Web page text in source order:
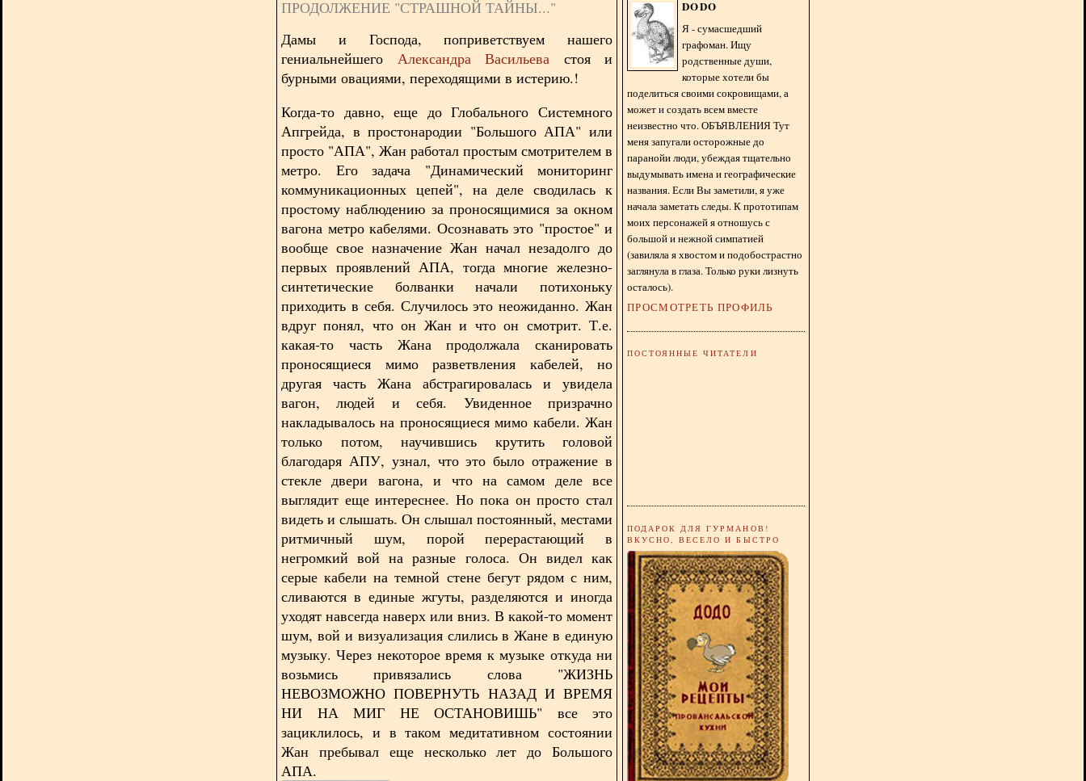
ПРОДОЛЖЕНИЕ "СТРАШНОЙ ТАЙНЫ..."
Дамы и Господа, поприветствуем нашего
гениальнейшего Александра Васильева стоя и
бурными овациями, переходящими в истерию.!
Когда-то давно, еще до Глобального Системного
Апгрейда, в простонародии "Большого АПА" или
просто "АПА", Жан работал простым смотрителем в
метро. Его задача "Динамический мониторинг
коммуникационных цепей", на деле сводилась к
простому наблюдению за проносящимися за окном
вагона метро кабелями. Осознавать это "простое" и
вообще свое назначение Жан начал незадолго до
первых проявлений АПА, тогда многие железно-
синтетические болванки начали потихоньку
приходить в себя. Случилось это неожиданно. Жан
вдруг понял, что он Жан и что он смотрит. Т.е.
какая-то часть Жана продолжала сканировать
проносящиеся мимо разветвления кабелей, но
другая часть Жана абстрагировалась и увидела
вагон, людей и себя. Увиденное призрачно
накладывалось на проносящиеся мимо кабели. Жан
только потом, научившись крутить головой
благодаря АПУ, узнал, что это было отражение в
стекле двери вагона, и что на самом деле все
выглядит еще интереснее. Но пока он просто стал
видеть и слышать. Он слышал постоянный, местами
ритмичный шум, порой перерастающий в
негромкий вой на разные голоса. Он видел как
серые кабели на темной стене бегут рядом с ним,
сливаются в единые жгуты, разделяются и иногда
уходят навсегда наверх или вниз. В какой-то момент
шум, вой и визуализация слились в Жане в единую
музыку. Через некоторое время к музыке откуда ни
возьмись привязались слова "ЖИЗНЬ
НЕВОЗМОЖНО ПОВЕРНУТЬ НАЗАД И ВРЕМЯ
НИ НА МИГ НЕ ОСТАНОВИШЬ" все это
зациклилось, и в таком медитативном состоянии
Жан пребывал еще несколько лет до Большого
АПА.
DODO
Я - сумасшедший
графоман. Ищу
родственные души,
которые хотели бы
поделиться своими сокровищами, а
может и создать всем вместе
неизвестно что. ОБЪЯВЛЕНИЯ Тут
меня запугали осторожные до
паранойи люди, убеждая тщательно
выдумывать имена и географические
названия. Если Вы заметили, я уже
начала заметать следы. К прототипам
моих персонажей я отношусь с
большой и нежной симпатией
(завиляла я хвостом и подобострастно
заглянула в глаза. Только руки лизнуть
осталось).
ПРОСМОТРЕТЬ ПРОФИЛЬ
ПОСТОЯННЫЕ ЧИТАТЕЛИ
ПОДАРОК ДЛЯ ГУРМАНОВ!
ВКУСНО, ВЕСЕЛО И БЫСТРО